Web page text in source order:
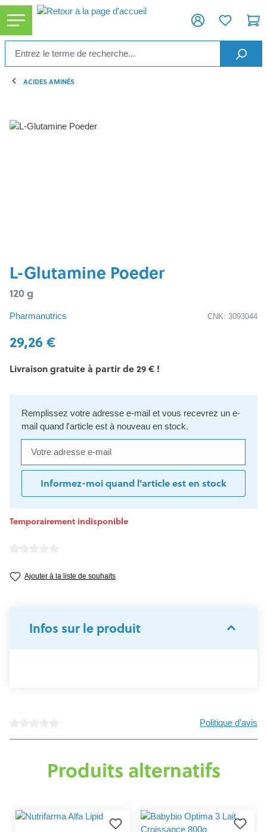
principal
ACIDES AMINÉS
Ignorer la galerie d'images
L-Glutamine Poeder
120 g
Pharmanutrics CNK: 3093044
29,26 €
Livraison gratuite à partir de 29 € !
Remplissez votre adresse e-mail et vous recevrez un e-
mail quand l'article est à nouveau en stock.
Informez-moi quand l'article est en stock
Temporairement indisponible
Ajouter à la liste de souhaits
Infos sur le produit
Politique d’avis
Produits alternatifs